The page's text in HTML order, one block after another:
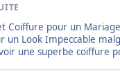
Coiffure pour un
un Look Impeccable
une superbe coiffure